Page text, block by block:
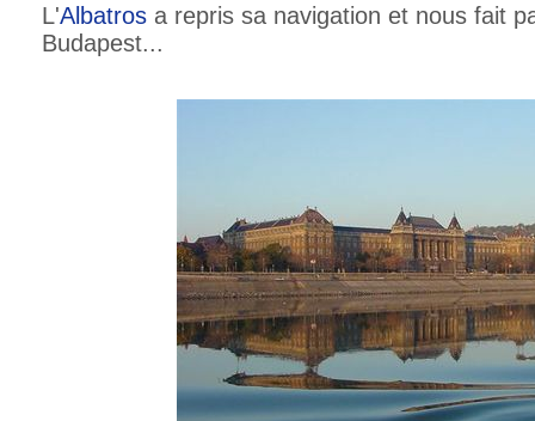
L'Albatros a repris sa navigation et nous fait
Budapest...